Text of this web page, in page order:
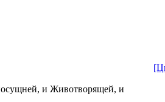
и Животворящей, и